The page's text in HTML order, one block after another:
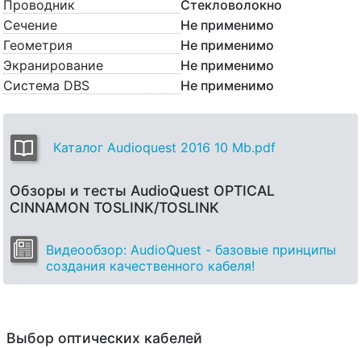
Проводник
Стекловолокно
Сечение
Не применимо
Геометрия
Не применимо
Экранирование
Не применимо
Система DBS
Не применимо
Каталог Audioquest 2016 10 Mb.pdf
Обзоры и тесты AudioQuest OPTICAL
CINNAMON TOSLINK/TOSLINK
Видеообзор: AudioQuest - базовые принципы
создания качественного кабеля!
Выбор оптических кабелей